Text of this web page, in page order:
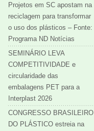
Projetos em SC apostam na
reciclagem para transformar
o uso dos plásticos – Fonte:
Programa ND Notícias
SEMINÁRIO LEVA
COMPETITIVIDADE e
circularidade das
embalagens PET para a
Interplast 2026
CONGRESSO BRASILEIRO
DO PLÁSTICO estreia na